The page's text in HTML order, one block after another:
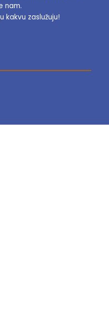
nam.
kakvu zaslužuju!